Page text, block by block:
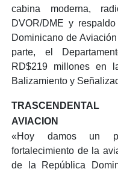
cabina moderna,
DVOR/DME y
Dominicano de
parte, el
RD$219 millones en
Balizamiento y
AVIACION
«Hoy damos un
fortalecimiento de la
de la República